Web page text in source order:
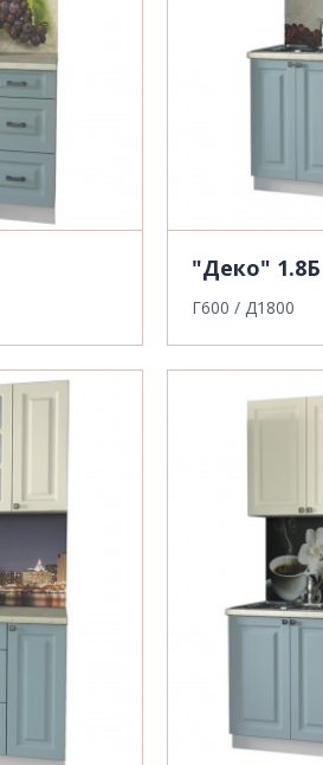
"Деко" 1.8Б
Г600 / Д1800